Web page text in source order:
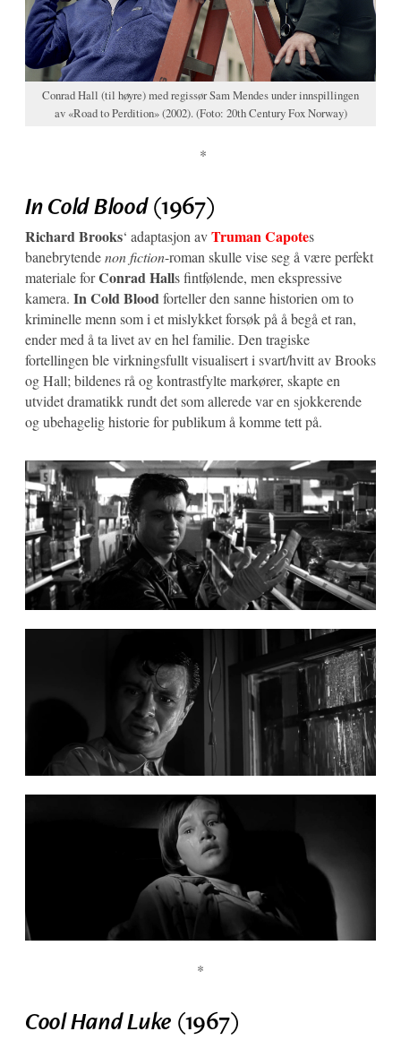
Conrad Hall (til høyre) med regissør Sam Mendes under innspillingen
av «Road to Perdition» (2002). (Foto: 20th Century Fox Norway)
*
In Cold Blood(1967)
Richard Brooks‘ adaptasjon avTruman Capotes
banebrytendenon fiction-roman skulle vise seg å være perfekt
materiale forConrad Halls fintfølende, men ekspressive
kamera. In Cold Bloodforteller den sanne historien om to
kriminelle menn som i et mislykket forsøk på å begå et ran,
ender med å ta livet av en hel familie. Den tragiske
fortellingen ble virkningsfullt visualisert i svart/hvitt av Brooks
og Hall; bildenes rå og kontrastfylte markører, skapte en
utvidet dramatikk rundt det som allerede var en sjokkerende
og ubehagelig historie for publikum å komme tett på.
*
Cool Hand Luke (1967)